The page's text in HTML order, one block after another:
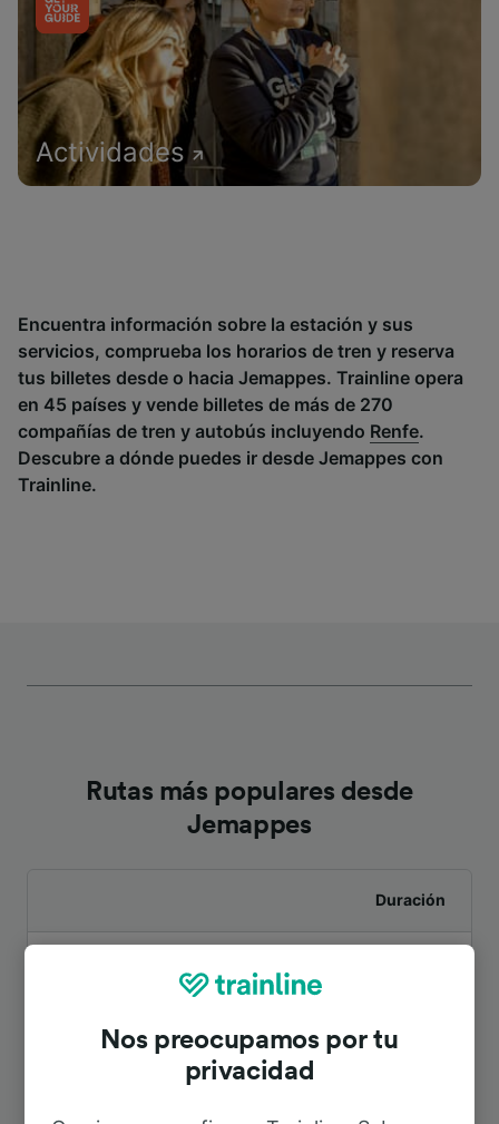
Actividades
Encuentra información sobre la estación y sus
servicios, comprueba los horarios de tren y reserva
tus billetes desde o hacia Jemappes. Trainline opera
en 45 países y vende billetes de más de 270
compañías de tren y autobús incluyendo Renfe.
Descubre a dónde puedes ir desde Jemappes con
Trainline.
Rutas más populares desde
Jemappes
Duración
A Mons 5min
Nos preocupamos por tu
privacidad